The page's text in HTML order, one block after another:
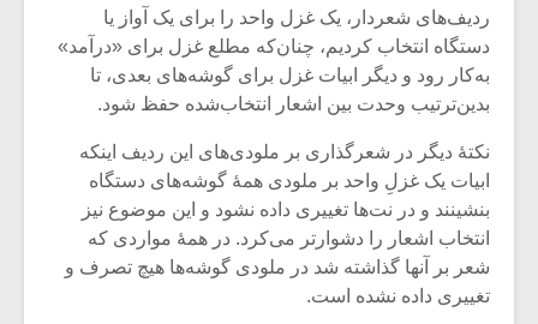
ردیف‌های شعردار، یک غزل واحد را برای یک آواز یا
دستگاه انتخاب کردیم، چنان‌که مطلع غزل برای «درآمد»
به‌کار رود و دیگر ابیات غزل برای گوشه‌های بعدی، تا
بدین‌ترتیب وحدت بین اشعار انتخاب‌شده حفظ شود.
نکتۀ دیگر در شعرگذاری بر ملودی‌های این ردیف اینکه
ابیات یک غزلِ واحد بر ملودی همۀ گوشه‌های دستگاه
بنشینند و در نت‌ها تغییری داده نشود و این موضوع نیز
انتخاب اشعار را دشوارتر می‌کرد. در همۀ مواردی که
شعر بر آنها گذاشته شد در ملودی گوشه‌ها هیچ تصرف و
تغییری داده نشده است.